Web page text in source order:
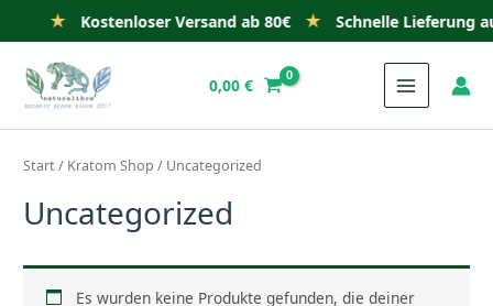
Kostenloser Versand ab 80€ ★ Schnelle Lieferung aus
Inhalt
springen
0,00 €
Start/ Kratom Shop / Uncategorized
Uncategorized
Es wurden keine Produkte gefunden, die deiner